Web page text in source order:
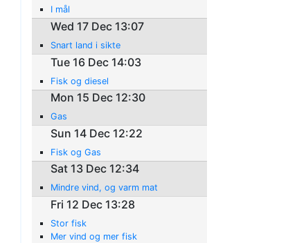
I mål
Wed 17 Dec 13:07
Snart land i sikte
Tue 16 Dec 14:03
Fisk og diesel
Mon 15 Dec 12:30
Gas
Sun 14 Dec 12:22
Fisk og Gas
Sat 13 Dec 12:34
Mindre vind, og varm mat
Fri 12 Dec 13:28
Stor fisk
Mer vind og mer fisk